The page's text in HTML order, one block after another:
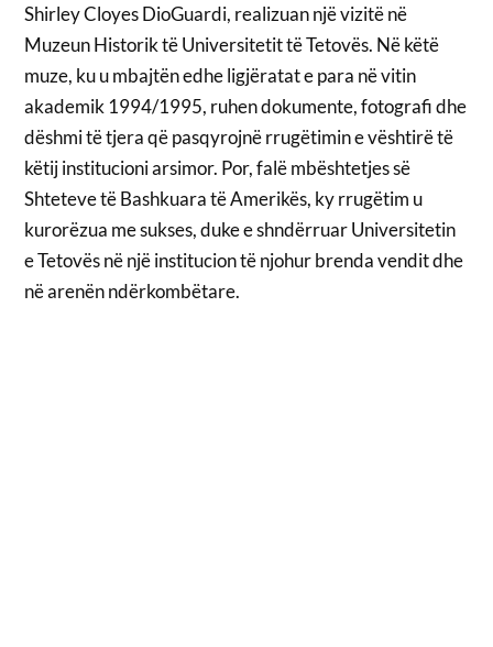
Shirley Cloyes DioGuardi, realizuan një vizitë në
Muzeun Historik të Universitetit të Tetovës. Në këtë
muze, ku u mbajtën edhe ligjëratat e para në vitin
akademik 1994/1995, ruhen dokumente, fotografi dhe
dëshmi të tjera që pasqyrojnë rrugëtimin e vështirë të
këtij institucioni arsimor. Por, falë mbështetjes së
Shteteve të Bashkuara të Amerikës, ky rrugëtim u
kurorëzua me sukses, duke e shndërruar Universitetin
e Tetovës në një institucion të njohur brenda vendit dhe
në arenën ndërkombëtare.